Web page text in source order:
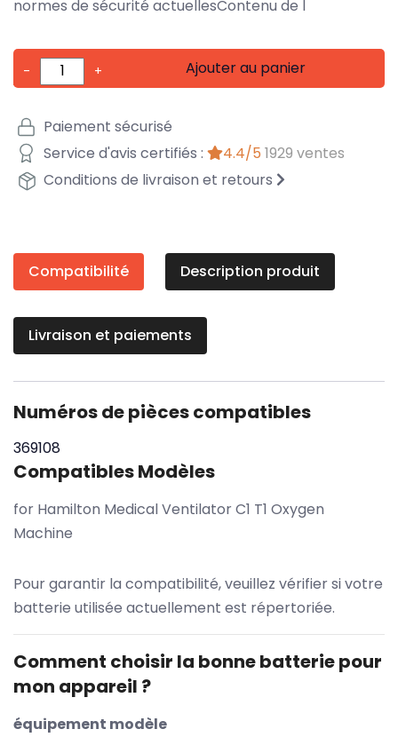
normes de sécurité actuellesContenu de l
- + Ajouter au panier
Paiement sécurisé
Service d'avis certifiés :
4.4/5 1929 ventes
Conditions de livraison et retours
Compatibilité Description produit
Livraison et paiements
Numéros de pièces compatibles
369108
Compatibles Modèles
for Hamilton Medical Ventilator C1 T1 Oxygen
Machine
Pour garantir la compatibilité, veuillez vérifier si votre
batterie utilisée actuellement est répertoriée.
Comment choisir la bonne batterie pour
mon appareil ?
équipement modèle